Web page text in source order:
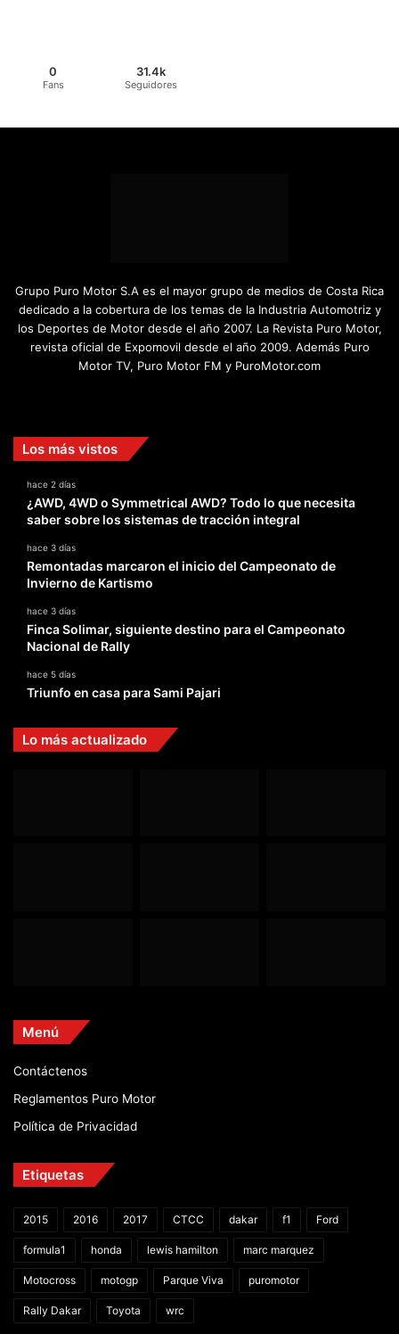
0
Fans
31.4k
Seguidores
Grupo Puro Motor S.A es el mayor grupo de medios de Costa Rica
dedicado a la cobertura de los temas de la Industria Automotriz y
los Deportes de Motor desde el año 2007. La Revista Puro Motor,
revista oficial de Expomovil desde el año 2009. Además Puro
Motor TV, Puro Motor FM y PuroMotor.com
Los más vistos
hace 2 días
¿AWD, 4WD o Symmetrical AWD? Todo lo que necesita
saber sobre los sistemas de tracción integral
hace 3 días
Remontadas marcaron el inicio del Campeonato de
Invierno de Kartismo
hace 3 días
Finca Solimar, siguiente destino para el Campeonato
Nacional de Rally
hace 5 días
Triunfo en casa para Sami Pajari
Lo más actualizado
Menú
Contáctenos
Reglamentos Puro Motor
Política de Privacidad
Etiquetas
2015 2016 2017 CTCC dakar f1 Ford
formula1 honda lewis hamilton marc marquez
Motocross motogp Parque Viva puromotor
Rally Dakar Toyota wrc